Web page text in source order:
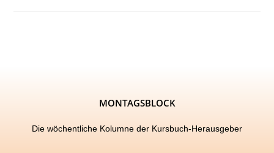
MONTAGSBLOCK
Die wöchentliche Kolumne der Kursbuch-Herausgeber